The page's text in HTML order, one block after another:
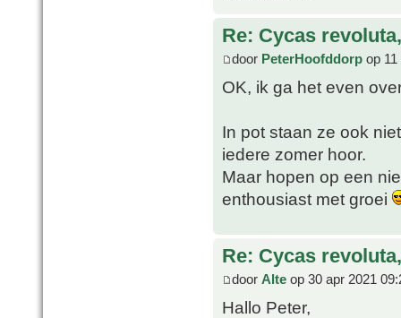
Re: Cycas
door PeterHoofddorp op
OK, ik ga het even
In pot staan ze ook
iedere zomer hoor.
Maar hopen op een
enthousiast met groei
Re: Cycas
door Alte op 30 apr 2021
Hallo Peter,